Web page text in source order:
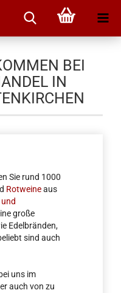
BEI
IN
Sie rund 1000
Rotweineaus
große
Edelbränden,
sind auch
uns im
auch von zu